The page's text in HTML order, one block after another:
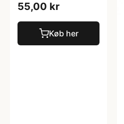
55,00 kr
Køb her